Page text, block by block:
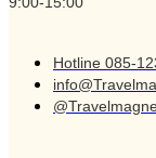
Hotline 085-